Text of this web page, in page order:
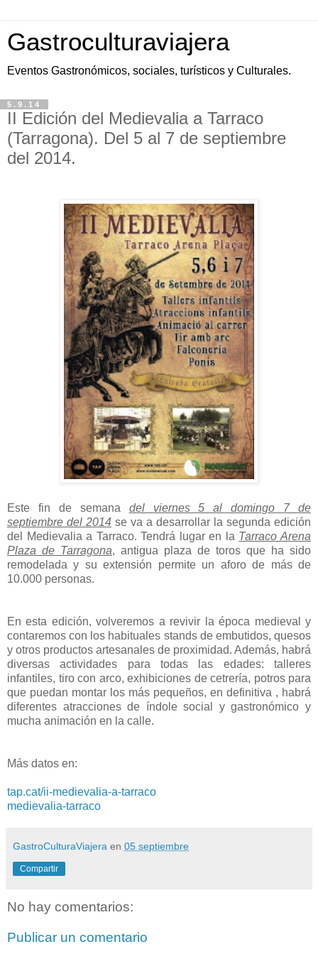
Gastroculturaviajera
Eventos Gastronómicos, sociales, turísticos y Culturales.
5.9.14
II Edición del Medievalia a Tarraco
(Tarragona). Del 5 al 7 de septiembre
del 2014.
Este fin de semana del viernes 5 al domingo 7 de
septiembre del 2014 se va a desarrollar la segunda edición
del Medievalia a Tarraco. Tendrá lugar en la Tarraco Arena
Plaza de Tarragona, antigua plaza de toros que ha sido
remodelada y su extensión permite un aforo de más de
10.000 personas.
En esta edición, volveremos a revivir la época medieval y
contaremos con los habituales stands de embutidos, quesos
y otros productos artesanales de proximidad. Además, habrá
diversas actividades para todas las edades: talleres
infantiles, tiro con arco, exhibiciones de cetrería, potros para
que puedan montar los más pequeños, en definitiva , habrá
diferentes atracciones de índole social y gastronómico y
mucha animación en la calle.
Más datos en:
tap.cat/ii-medievalia-a-tarraco
medievalia-tarraco
GastroCulturaViajera en 05 septiembre
Compartir
No hay comentarios:
Publicar un comentario